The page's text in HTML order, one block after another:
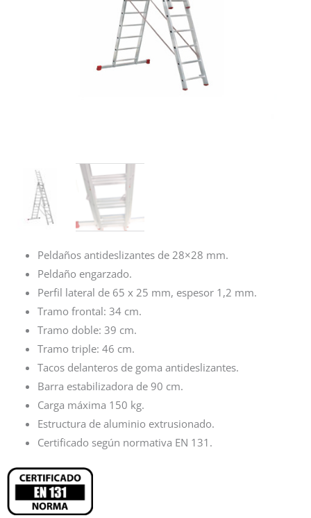
Peldaños antideslizantes de 28×28 mm.
Peldaño engarzado.
Perfil lateral de 65 x 25 mm, espesor 1,2 mm.
Tramo frontal: 34 cm.
Tramo doble: 39 cm.
Tramo triple: 46 cm.
Tacos delanteros de goma antideslizantes.
Barra estabilizadora de 90 cm.
Carga máxima 150 kg.
Estructura de aluminio extrusionado.
Certificado según normativa EN 131.